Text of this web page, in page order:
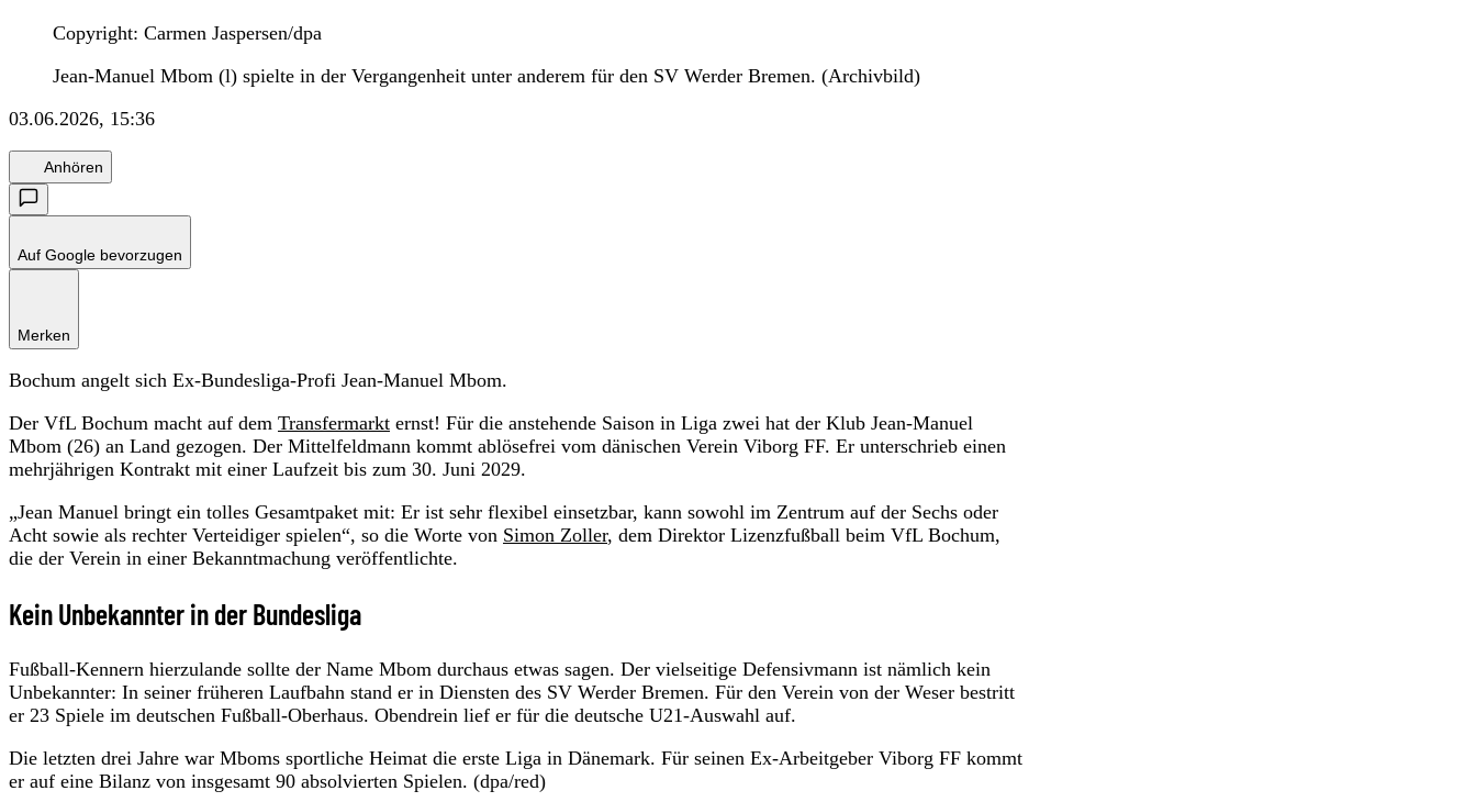
Copyright: Carmen Jaspersen/dpa
Jean-Manuel Mbom (l) spielte in der Vergangenheit unter anderem für den SV Werder Bremen. (Archivbild)
03.06.2026, 15:36
Anhören
Auf Google bevorzugen
Merken
Bochum angelt sich Ex-Bundesliga-Profi Jean-Manuel Mbom.
Der VfL Bochum macht auf dem Transfermarkt ernst! Für die anstehende Saison in Liga zwei hat der Klub Jean-Manuel
Mbom (26) an Land gezogen. Der Mittelfeldmann kommt ablösefrei vom dänischen Verein Viborg FF. Er unterschrieb einen
mehrjährigen Kontrakt mit einer Laufzeit bis zum 30. Juni 2029.
„Jean Manuel bringt ein tolles Gesamtpaket mit: Er ist sehr flexibel einsetzbar, kann sowohl im Zentrum auf der Sechs oder
Acht sowie als rechter Verteidiger spielen“, so die Worte von Simon Zoller, dem Direktor Lizenzfußball beim VfL Bochum,
die der Verein in einer Bekanntmachung veröffentlichte.
Kein Unbekannter in der Bundesliga
Fußball-Kennern hierzulande sollte der Name Mbom durchaus etwas sagen. Der vielseitige Defensivmann ist nämlich kein
Unbekannter: In seiner früheren Laufbahn stand er in Diensten des SV Werder Bremen. Für den Verein von der Weser bestritt
er 23 Spiele im deutschen Fußball-Oberhaus. Obendrein lief er für die deutsche U21-Auswahl auf.
Die letzten drei Jahre war Mboms sportliche Heimat die erste Liga in Dänemark. Für seinen Ex-Arbeitgeber Viborg FF kommt
er auf eine Bilanz von insgesamt 90 absolvierten Spielen. (dpa/red)